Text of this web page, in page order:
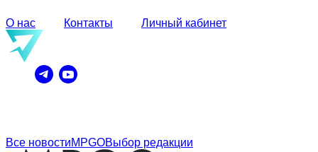
О нас Контакты Личный кабинет
Все новостиMPGOВыбор редакции